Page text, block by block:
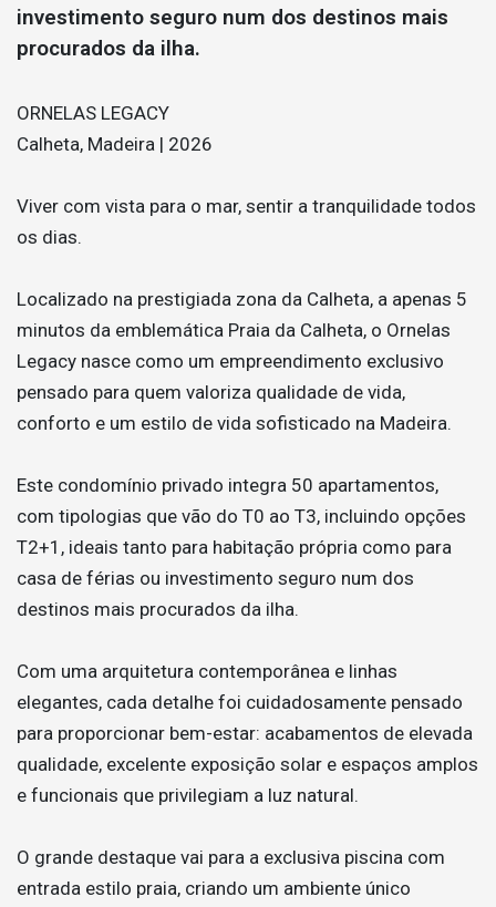
investimento seguro num dos destinos mais
procurados da ilha.
ORNELAS LEGACY
Calheta, Madeira | 2026
Viver com vista para o mar, sentir a tranquilidade todos
os dias.
Localizado na prestigiada zona da Calheta, a apenas 5
minutos da emblemática Praia da Calheta, o Ornelas
Legacy nasce como um empreendimento exclusivo
pensado para quem valoriza qualidade de vida,
conforto e um estilo de vida sofisticado na Madeira.
Este condomínio privado integra 50 apartamentos,
com tipologias que vão do T0 ao T3, incluindo opções
T2+1, ideais tanto para habitação própria como para
casa de férias ou investimento seguro num dos
destinos mais procurados da ilha.
Com uma arquitetura contemporânea e linhas
elegantes, cada detalhe foi cuidadosamente pensado
para proporcionar bem-estar: acabamentos de elevada
qualidade, excelente exposição solar e espaços amplos
e funcionais que privilegiam a luz natural.
O grande destaque vai para a exclusiva piscina com
entrada estilo praia, criando um ambiente único